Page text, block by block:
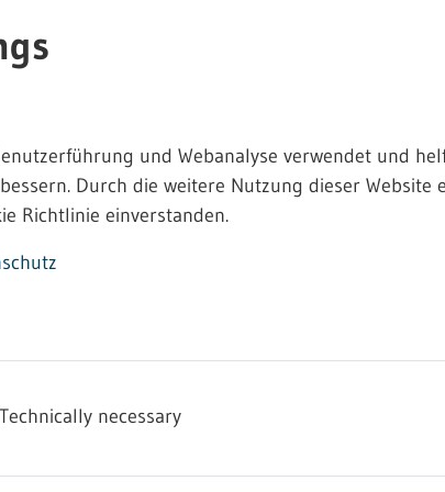
der Arbeitsstätten.
auf dem Gelände eines Betriebes oder einer
im Rahmen ihrer Arbeit Zugang haben.
Lager- und Nebenräume, aber auch die
und Webanalyse verwendet und
Durch die weitere Nutzung dieser Website
Richtlinie einverstanden.
Technically necessary